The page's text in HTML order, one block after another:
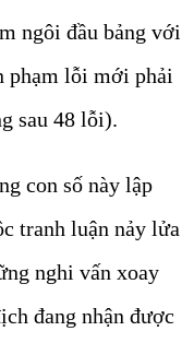
ngôi đầu bảng với
phạm lỗi mới phải
sau 48 lỗi).
con số này lập
tranh luận nảy lửa
nghi vấn xoay
đang nhận được